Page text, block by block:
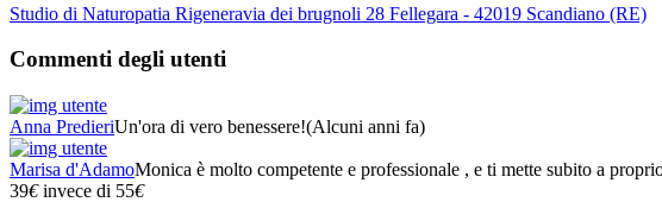
Studio di Naturopatia Rigeneravia dei brugnoli 28 Fellegara - 42019 Scandiano (RE)
Commenti degli utenti
Anna PredieriUn'ora di vero benessere!(Alcuni anni fa)
Marisa d'AdamoMonica è molto competente e professionale , e ti mette subito a
39€ invece di 55€